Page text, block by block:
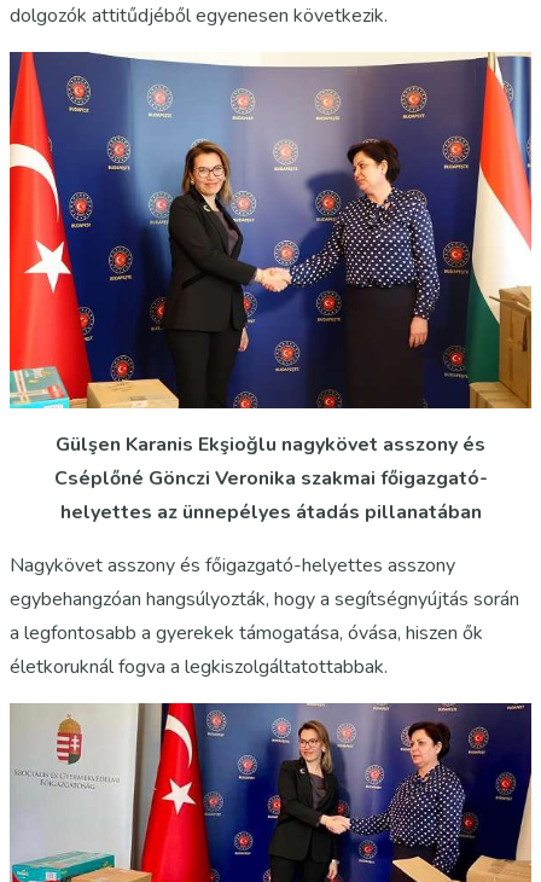
dolgozók attitűdjéből egyenesen következik.
Gülşen Karanis Ekşioğlu nagykövet asszony és
Cséplőné Gönczi Veronika szakmai főigazgató-
helyettes az ünnepélyes átadás pillanatában
Nagykövet asszony és főigazgató-helyettes asszony
egybehangzóan hangsúlyozták, hogy a segítségnyújtás során
a legfontosabb a gyerekek támogatása, óvása, hiszen ők
életkoruknál fogva a legkiszolgáltatottabbak.